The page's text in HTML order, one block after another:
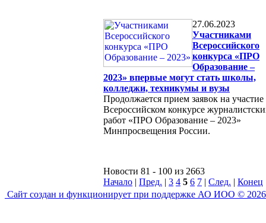
27.06.2023
Участниками
Всероссийского
конкурса «ПРО
Образование –
2023» впервые могут стать школы,
колледжи, техникумы и вузы
Продолжается прием заявок на участие
Всероссийском конкурсе
работ «ПРО Образование – 2023»
Минпросвещения России.
Новости 81 - 100 из 2663
Начало | Пред. | 3 4 5 6 7 | След. | Конец
Сайт создан и функционирует при поддержке АО ИОО © 2026